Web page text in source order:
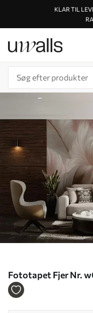
KLAR TIL
Fototapet Fjer Nr.